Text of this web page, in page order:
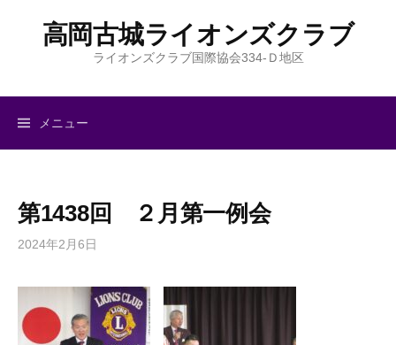
ツ
高岡古城ライオンズクラブ
ライオンズクラブ国際協会334-Ｄ地区
メニュー
第1438回 ２月第一例会
2024年2月6日